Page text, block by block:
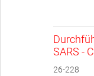
SARS -
26-228